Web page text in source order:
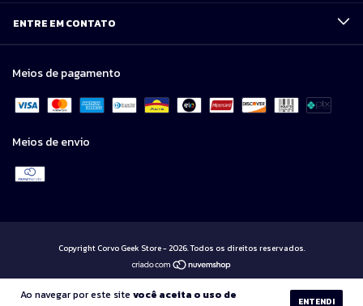
Ao navegar por este site você aceita o uso de
ENTENDI
ENTRE EM CONTATO
Meios de pagamento
Meios de envio
Copyright Corvo Geek Store - 2026. Todos os direitos reservados.